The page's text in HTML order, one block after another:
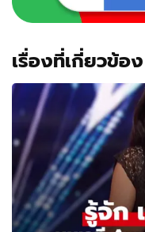
เรื่องที่เกี่ยวข้อง